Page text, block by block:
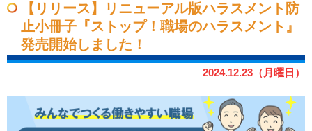
【リリース】リニューアル版ハラスメント防
止小冊子『ストップ！職場のハラスメント』
発売開始しました！
2024.12.23（月曜日）